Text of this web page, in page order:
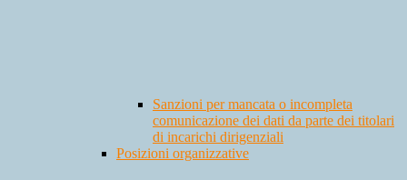
Sanzioni per mancata o incompleta
comunicazione dei dati da parte dei titolari
di incarichi dirigenziali
Posizioni organizzative